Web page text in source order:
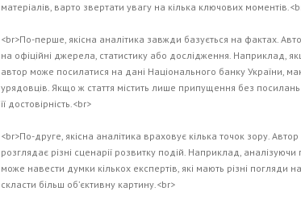
матеріалів, варто звертати увагу на кілька ключових
<br>По-перше, якісна аналітика завжди базується на фактах.
на офіційні джерела, статистику або дослідження. Наприклад,
автор може посилатися на дані Національного банку України,
урядовців. Якщо ж стаття містить лише припущення без
її достовірність.<br>
<br>По-друге, якісна аналітика враховує кілька точок зору.
розглядає різні сценарії розвитку подій. Наприклад,
може навести думки кількох експертів, які мають різні погляди
скласти більш об’єктивну картину.<br>